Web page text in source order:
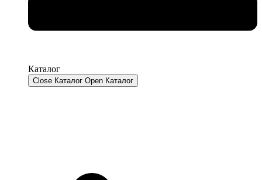
Каталог
Close Каталог Open Каталог